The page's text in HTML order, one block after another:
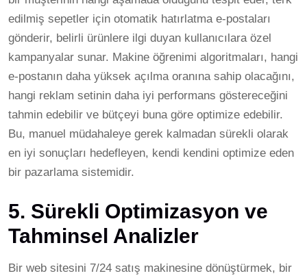
edilmiş sepetler için otomatik hatırlatma e-postaları
gönderir, belirli ürünlere ilgi duyan kullanıcılara özel
kampanyalar sunar. Makine öğrenimi algoritmaları, hangi
e-postanın daha yüksek açılma oranına sahip olacağını,
hangi reklam setinin daha iyi performans göstereceğini
tahmin edebilir ve bütçeyi buna göre optimize edebilir.
Bu, manuel müdahaleye gerek kalmadan sürekli olarak
en iyi sonuçları hedefleyen, kendi kendini optimize eden
bir pazarlama sistemidir.
5. Sürekli Optimizasyon ve
Tahminsel Analizler
Bir web sitesini 7/24 satış makinesine dönüştürmek, bir